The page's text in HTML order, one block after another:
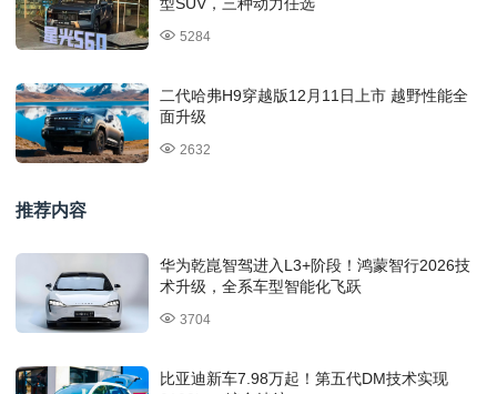
5284
二代哈弗H9穿越版12月11日上市 越野性能全
面升级
2632
推荐内容
华为乾崑智驾进入L3+阶段！鸿蒙智行2026技
术升级，全系车型智能化飞跃
3704
比亚迪新车7.98万起！第五代DM技术实现